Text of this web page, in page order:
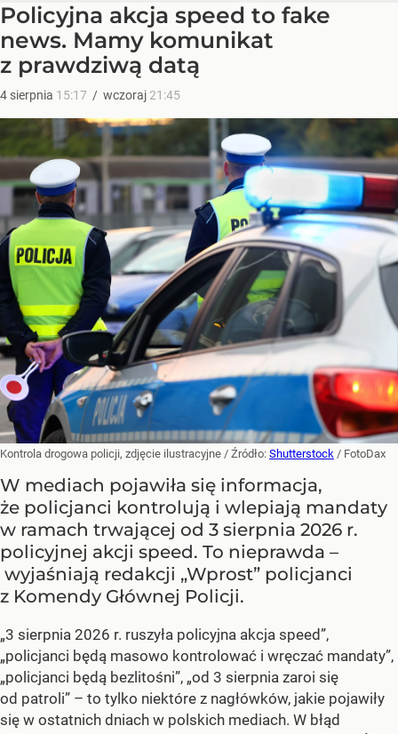
Policyjna akcja speed to fake
news. Mamy komunikat
z prawdziwą datą
4 sierpnia 15:17 / wczoraj 21:45
Kontrola drogowa policji, zdjęcie ilustracyjne / Źródło: Shutterstock / FotoDax
W mediach pojawiła się informacja,
że policjanci kontrolują i wlepiają mandaty
w ramach trwającej od 3 sierpnia 2026 r.
policyjnej akcji speed. To nieprawda –
wyjaśniają redakcji „Wprost” policjanci
z Komendy Głównej Policji.
„3 sierpnia 2026 r. ruszyła policyjna akcja speed”,
„policjanci będą masowo kontrolować i wręczać mandaty”,
„policjanci będą bezlitośni”, „od 3 sierpnia zaroi się
od patroli” – to tylko niektóre z nagłówków, jakie pojawiły
się w ostatnich dniach w polskich mediach. W błąd